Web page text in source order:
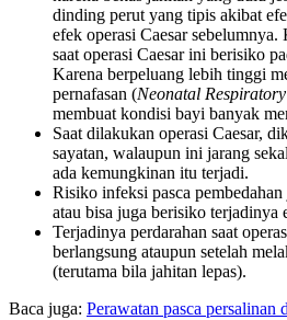
dinding perut yang tipis akibat
efek operasi Caesar
saat operasi Caesar ini berisiko
Karena berpeluang lebih tinggi
pernafasan (Neonatal
membuat kondisi bayi banyak
Saat dilakukan operasi Caesar,
sayatan, walaupun ini jarang
ada kemungkinan itu terjadi.
Risiko infeksi pasca
atau bisa juga berisiko terjadinya
Terjadinya perdarahan saat
berlangsung ataupun setelah
(terutama bila jahitan lepas).
Baca juga: Perawatan pasca persalinan